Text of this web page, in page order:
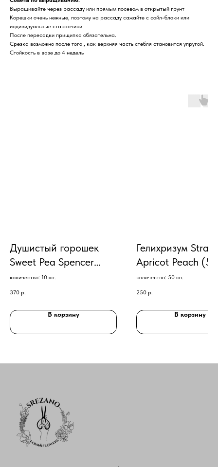
Выращивайте через рассаду или прямым посевом в открытый грунт
Корешки очень нежные, поэтому на рассаду сажайте с сойл-блоки или
индивидуальные стаканчики
После пересадки прищипка обязательна.
Срезка возможно после того , как верхняя часть стебля становится упругой.
Стойкость в вазе до 4 недель
Душистый горошек
Sweet Pea Spencer
Cirrus (10)
количество: 10 шт.
370 р.
В корзину
Гелихризум
Apricot Peach
количество: 50 шт.
250 р.
В корзину